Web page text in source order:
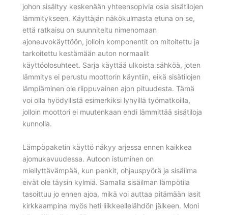
johon sisältyy keskenään yhteensopivia osia sisätilojen
lämmitykseen. Käyttäjän näkökulmasta etuna on se,
että ratkaisu on suunniteltu nimenomaan
ajoneuvokäyttöön, jolloin komponentit on mitoitettu ja
tarkoitettu kestämään auton normaalit
käyttöolosuhteet. Sarja käyttää ulkoista sähköä, joten
lämmitys ei perustu moottorin käyntiin, eikä sisätilojen
lämpiäminen ole riippuvainen ajon pituudesta. Tämä
voi olla hyödyllistä esimerkiksi lyhyillä työmatkoilla,
jolloin moottori ei muutenkaan ehdi lämmittää sisätiloja
kunnolla.
Lämpöpaketin käyttö näkyy arjessa ennen kaikkea
ajomukavuudessa. Autoon istuminen on
miellyttävämpää, kun penkit, ohjauspyörä ja sisäilma
eivät ole täysin kylmiä. Samalla sisäilman lämpötila
tasoittuu jo ennen ajoa, mikä voi auttaa pitämään lasit
kirkkaampina myös heti liikkeellelähdön jälkeen. Moni